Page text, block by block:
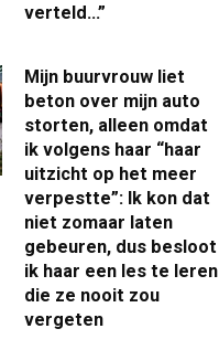
verteld…”
Mijn buurvrouw liet
beton over mijn auto
storten, alleen omdat
ik volgens haar “haar
uitzicht op het meer
verpestte”: Ik kon dat
niet zomaar laten
gebeuren, dus besloot
ik haar een les te leren
die ze nooit zou
vergeten